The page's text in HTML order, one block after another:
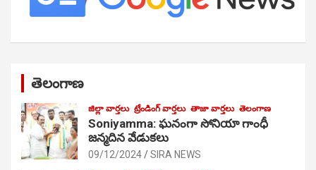
తెలంగాణ
జిల్లా వార్తలు ట్రేండింగ్ వార్తలు తాజా వార్తలు తెలంగాణ
Soniyamma: ఘ‌నంగా సోనియా గాంధీ
జ‌న్మ‌దిన వేడుక‌లు
09/12/2024 SIRA NEWS